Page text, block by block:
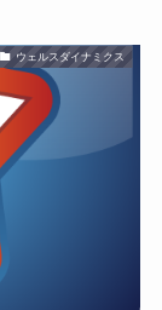
ウェルスダイナミクス